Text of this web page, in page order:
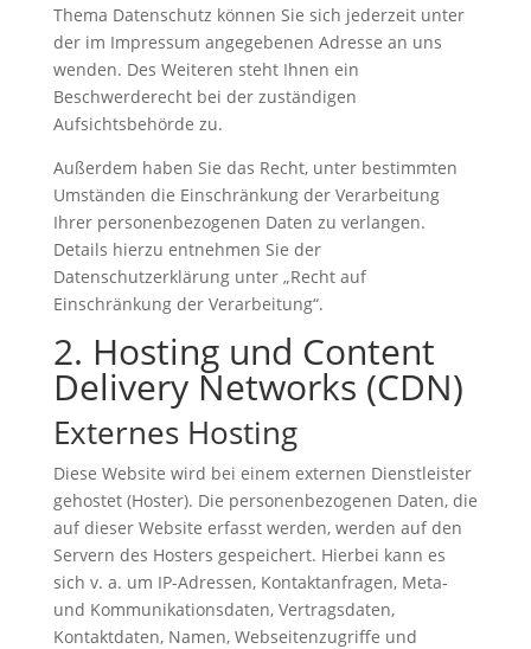
Thema Datenschutz können Sie sich jederzeit unter
der im Impressum angegebenen Adresse an uns
wenden. Des Weiteren steht Ihnen ein
Beschwerderecht bei der zuständigen
Aufsichtsbehörde zu.
Außerdem haben Sie das Recht, unter bestimmten
Umständen die Einschränkung der Verarbeitung
Ihrer personenbezogenen Daten zu verlangen.
Details hierzu entnehmen Sie der
Datenschutzerklärung unter „Recht auf
Einschränkung der Verarbeitung“.
2. Hosting und Content
Delivery Networks (CDN)
Externes Hosting
Diese Website wird bei einem externen Dienstleister
gehostet (Hoster). Die personenbezogenen Daten, die
auf dieser Website erfasst werden, werden auf den
Servern des Hosters gespeichert. Hierbei kann es
sich v. a. um IP-Adressen, Kontaktanfragen, Meta-
und Kommunikationsdaten, Vertragsdaten,
Kontaktdaten, Namen, Webseitenzugriffe und